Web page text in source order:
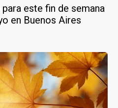
este fin de semana
en Buenos Aires